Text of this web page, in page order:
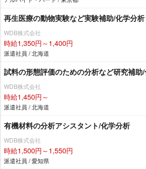
再生医療の動物実験など実験補助/化学分析
WDB株式会社
時給1,350円～1,400円
派遣社員 / 北海道
試料の形態評価のための分析など研究補助
WDB株式会社
時給1,450円～
派遣社員 / 北海道
有機材料の分析アシスタント/化学分析
WDB株式会社
時給1,500円～1,550円
派遣社員 / 愛知県